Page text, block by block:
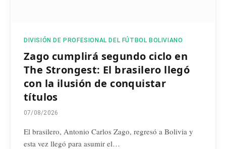
DIVISIÓN DE PROFESIONAL DEL FÚTBOL BOLIVIANO
Zago cumplirá segundo ciclo en
The Strongest: El brasilero llegó
con la ilusión de conquistar
títulos
07/08/2026
El brasilero, Antonio Carlos Zago, regresó a Bolivia y
esta vez llegó para asumir el…